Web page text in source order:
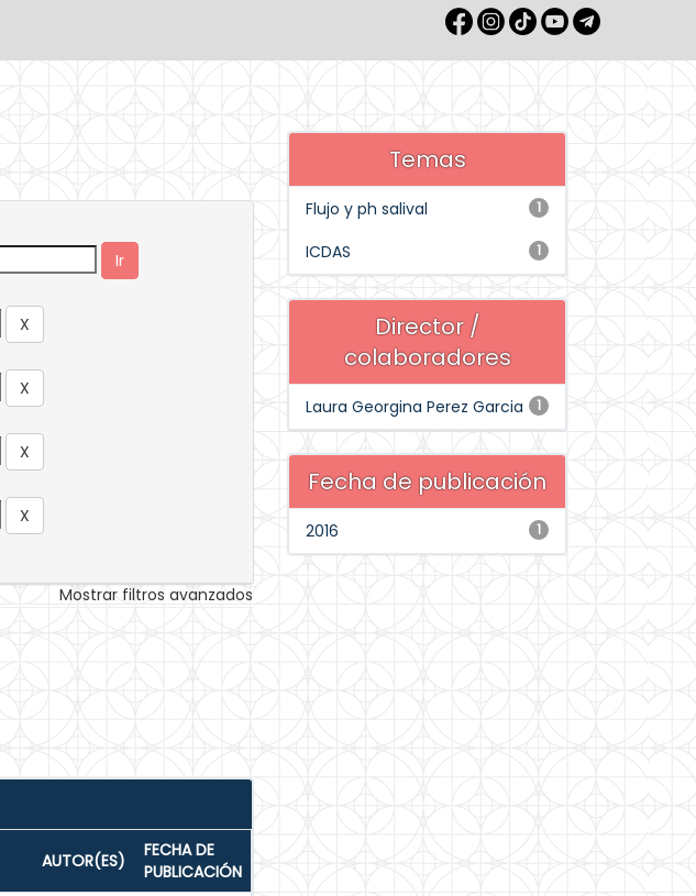
Mostrar filtros avanzados
AUTOR(ES)
FECHA DE
PUBLICACIÓN
Temas
1
Flujo y ph salival
1
ICDAS
Director /
colaboradores
1
Laura Georgina Perez Garcia
Fecha de publicación
1
2016